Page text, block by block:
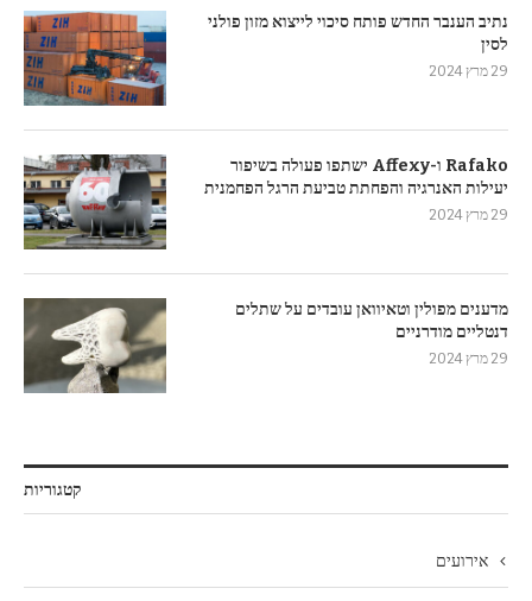
נתיב הענבר החדש פותח סיכוי לייצוא מזון פולני
לסין
29 מרץ 2024
Rafako ו-Affexy ישתפו פעולה בשיפור
יעילות האנרגיה והפחתת טביעת הרגל הפחמנית
29 מרץ 2024
מדענים מפולין וטאיוואן עובדים על שתלים
דנטליים מודרניים
29 מרץ 2024
קטגוריות
אירועים